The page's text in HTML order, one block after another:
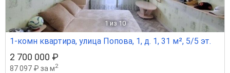
1 из 10
1-комн квартира, улица Попова, 1, д. 1, 31 м², 5/5 эт.
2 700 000 ₽
87 097 ₽ за м2